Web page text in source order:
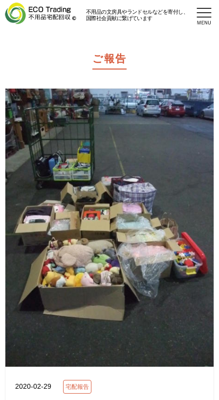
不用品の文房具やランドセルなどを寄付し、
国際社会貢献に繋げています
ご報告
2020-02-29 宅配報告